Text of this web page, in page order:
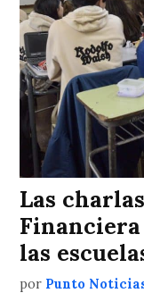
Las
las
por Punto